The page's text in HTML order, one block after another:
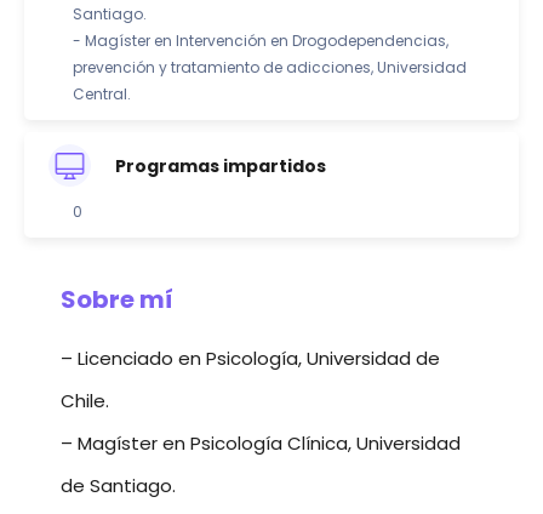
Santiago.
- Magíster en Intervención en Drogodependencias,
prevención y tratamiento de adicciones, Universidad
Central.
Programas impartidos
0
Sobre mí
– Licenciado en Psicología, Universidad de
Chile.
– Magíster en Psicología Clínica, Universidad
de Santiago.